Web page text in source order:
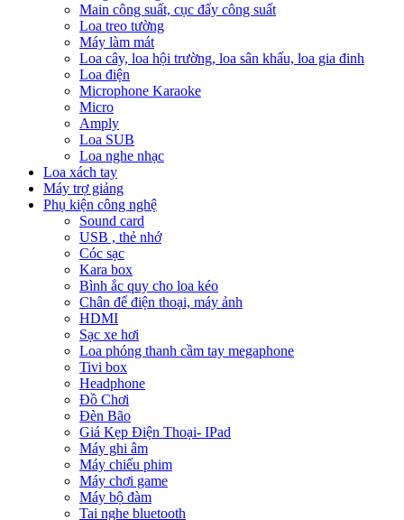
Main công suất, cục đẩy công suất
Loa treo tường
Máy làm mát
Loa cây, loa hội trường, loa sân khấu, loa gia đinh
Loa điện
Microphone Karaoke
Micro
Amply
Loa SUB
Loa nghe nhạc
Loa xách tay
Máy trợ giảng
Phụ kiện công nghệ
Sound card
USB , thẻ nhớ
Cóc sạc
Kara box
Bình ắc quy cho loa kéo
Chân để điện thoại, máy ảnh
HDMI
Sạc xe hơi
Loa phóng thanh cầm tay megaphone
Tivi box
Headphone
Đồ Chơi
Đèn Bão
Giá Kẹp Điện Thoại- IPad
Máy ghi âm
Máy chiếu phim
Máy chơi game
Máy bộ đàm
Tai nghe bluetooth